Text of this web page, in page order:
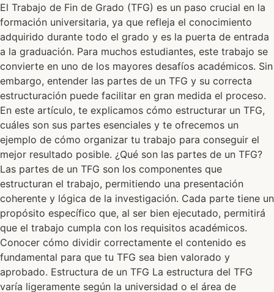
El Trabajo de Fin de Grado (TFG) es un paso crucial en la
formación universitaria, ya que refleja el conocimiento
adquirido durante todo el grado y es la puerta de entrada
a la graduación. Para muchos estudiantes, este trabajo se
convierte en uno de los mayores desafíos académicos. Sin
embargo, entender las partes de un TFG y su correcta
estructuración puede facilitar en gran medida el proceso.
En este artículo, te explicamos cómo estructurar un TFG,
cuáles son sus partes esenciales y te ofrecemos un
ejemplo de cómo organizar tu trabajo para conseguir el
mejor resultado posible. ¿Qué son las partes de un TFG?
Las partes de un TFG son los componentes que
estructuran el trabajo, permitiendo una presentación
coherente y lógica de la investigación. Cada parte tiene un
propósito específico que, al ser bien ejecutado, permitirá
que el trabajo cumpla con los requisitos académicos.
Conocer cómo dividir correctamente el contenido es
fundamental para que tu TFG sea bien valorado y
aprobado. Estructura de un TFG La estructura del TFG
varía ligeramente según la universidad o el área de